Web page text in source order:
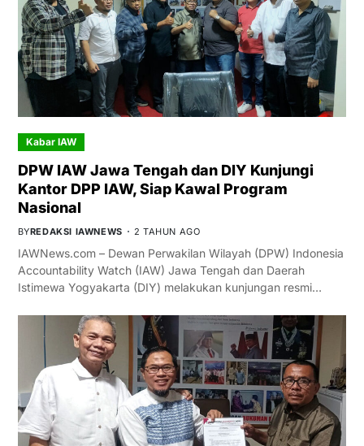
Kabar IAW
DPW IAW Jawa Tengah dan DIY Kunjungi
Kantor DPP IAW, Siap Kawal Program
Nasional
BYREDAKSI IAWNEWS 2 TAHUN AGO
IAWNews.com – Dewan Perwakilan Wilayah (DPW) Indonesia
Accountability Watch (IAW) Jawa Tengah dan Daerah
Istimewa Yogyakarta (DIY) melakukan kunjungan resmi…